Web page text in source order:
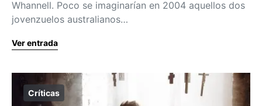
Whannell. Poco se imaginarían en 2004 aquellos dos
jovenzuelos australianos…
Ver entrada
Críticas